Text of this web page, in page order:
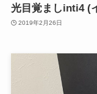
光目覚ましinti4 (
2019年2月26日